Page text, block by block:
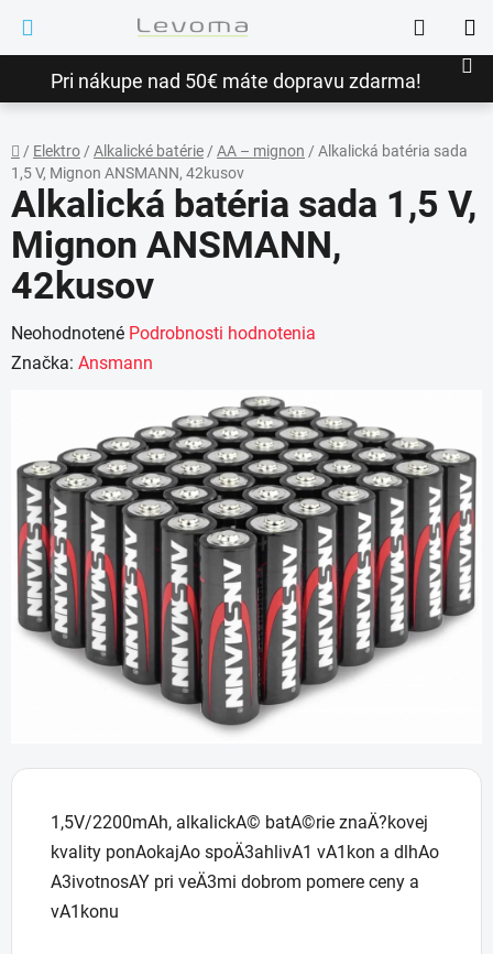
obsah
Pri nákupe nad 50€ máte dopravu zdarma!
Hľadať
Domov
/ Elektro/ Alkalické batérie/ AA – mignon / Alkalická batéria sada
1,5 V, Mignon ANSMANN, 42kusov
1,5V/2200mAh, alkalickA© batA©rie znaÄ?kovej
kvality ponAokajAo spoÄ3ahlivA1 vA1kon a dlhAo
A3ivotnosAY pri veÄ3mi dobrom pomere ceny a
vA1konu
Alkalická batéria sada 1,5 V,
Mignon ANSMANN,
42kusov
Priemerné
hodnotenie
z
hviezdičiek.
Neohodnotené Podrobnosti hodnotenia
Značka: Ansmann